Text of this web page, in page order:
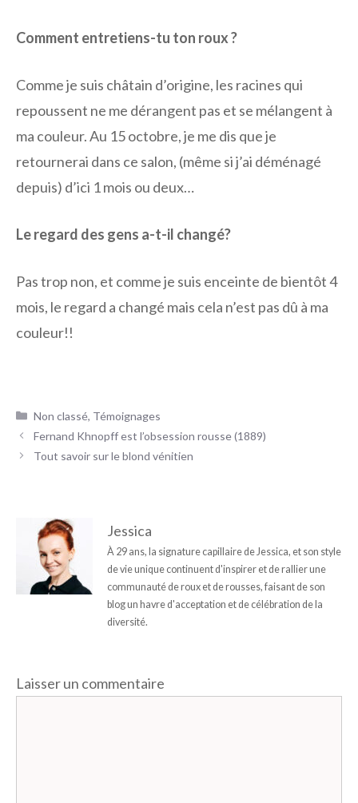
Comment entretiens-tu ton roux ?
Comme je suis châtain d’origine, les racines qui
repoussent ne me dérangent pas et se mélangent à
ma couleur. Au 15 octobre, je me dis que je
retournerai dans ce salon, (même si j’ai déménagé
depuis) d’ici 1 mois ou deux…
Le regard des gens a-t-il changé?
Pas trop non, et comme je suis enceinte de bientôt 4
mois, le regard a changé mais cela n’est pas dû à ma
couleur!!
Catégories
Non classé, Témoignages
Fernand Khnopff est l’obsession rousse (1889)
Tout savoir sur le blond vénitien
Jessica
À 29 ans, la signature capillaire de Jessica, et son style
de vie unique continuent d'inspirer et de rallier une
communauté de roux et de rousses, faisant de son
blog un havre d'acceptation et de célébration de la
diversité.
Laisser un commentaire